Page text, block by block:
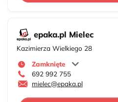
epaka.pl Mielec
Kazimierza Wielkiego 28
Zamknięte
692 992 755
mielec@epaka.pl